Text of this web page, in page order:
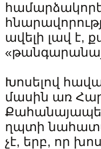
ավելի լավ է,
Խոսելով
մասին առ
ղպտի
չէ, երբ, որ